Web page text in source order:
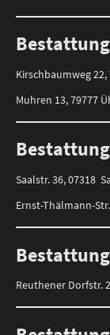
Kirschbaumweg
Muhren 13, 79777
Saalstr. 36, 07318
Ernst-Thälmann-
Reuthener Dorfstr.